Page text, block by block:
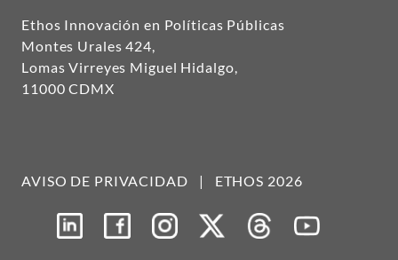
Ethos Innovación en Políticas Públicas
Montes Urales 424,
Lomas Virreyes Miguel Hidalgo,
11000 CDMX
AVISO DE PRIVACIDAD | ETHOS 2026